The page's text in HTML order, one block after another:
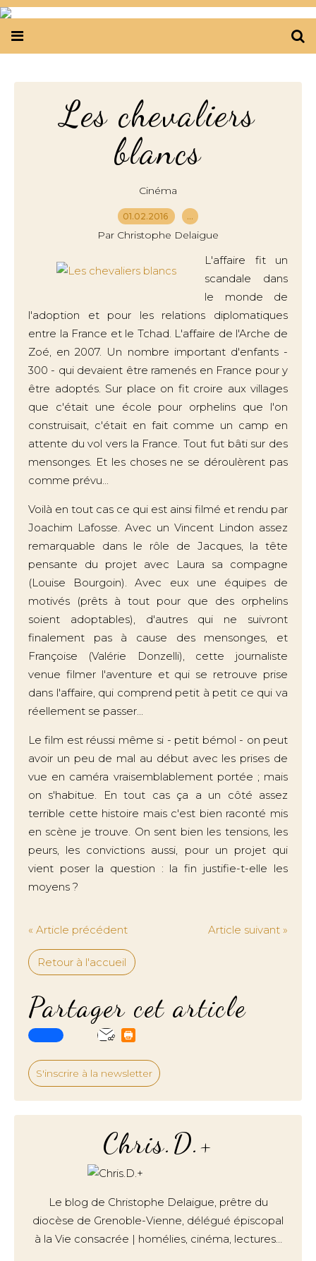
Les chevaliers
blancs
Cinéma
01.02.2016 …
Par Christophe Delaigue
L'affaire fit un
scandale dans
le monde de
l'adoption et pour les relations diplomatiques
entre la France et le Tchad. L'affaire de l'Arche de
Zoé, en 2007. Un nombre important d'enfants -
300 - qui devaient être ramenés en France pour y
être adoptés. Sur place on fit croire aux villages
que c'était une école pour orphelins que l'on
construisait, c'était en fait comme un camp en
attente du vol vers la France. Tout fut bâti sur des
mensonges. Et les choses ne se déroulèrent pas
comme prévu...
Voilà en tout cas ce qui est ainsi filmé et rendu par
Joachim Lafosse. Avec un Vincent Lindon assez
remarquable dans le rôle de Jacques, la tête
pensante du projet avec Laura sa compagne
(Louise Bourgoin). Avec eux une équipes de
motivés (prêts à tout pour que des orphelins
soient adoptables), d'autres qui ne suivront
finalement pas à cause des mensonges, et
Françoise (Valérie Donzelli), cette journaliste
venue filmer l'aventure et qui se retrouve prise
dans l'affaire, qui comprend petit à petit ce qui va
réellement se passer...
Le film est réussi même si - petit bémol - on peut
avoir un peu de mal au début avec les prises de
vue en caméra vraisemblablement portée ; mais
on s'habitue. En tout cas ça a un côté assez
terrible cette histoire mais c'est bien raconté mis
en scène je trouve. On sent bien les tensions, les
peurs, les convictions aussi, pour un projet qui
vient poser la question : la fin justifie-t-elle les
moyens ?
« Article précédent Article suivant »
Retour à l'accueil
Partager cet article
S'inscrire à la newsletter
Chris.D.+
Le blog de Christophe Delaigue, prêtre du
diocèse de Grenoble-Vienne, délégué épiscopal
à la Vie consacrée | homélies, cinéma, lectures…